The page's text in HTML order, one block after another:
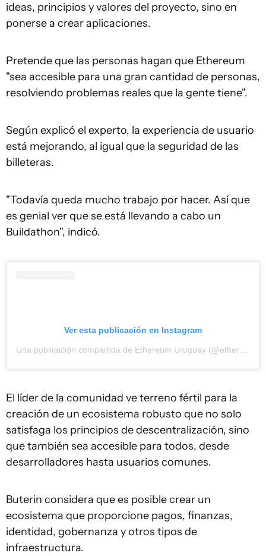
ideas, principios y valores del proyecto, sino en
ponerse a crear aplicaciones.
Pretende que las personas hagan que Ethereum
"sea accesible para una gran cantidad de personas,
resolviendo problemas reales que la gente tiene".
Según explicó el experto, la experiencia de usuario
está mejorando, al igual que la seguridad de las
billeteras.
"Todavía queda mucho trabajo por hacer. Así que
es genial ver que se está llevando a cabo un
Buildathon", indicó.
Ver esta publicación en Instagram
El líder de la comunidad ve terreno fértil para la
creación de un ecosistema robusto que no solo
satisfaga los principios de descentralización, sino
que también sea accesible para todos, desde
desarrolladores hasta usuarios comunes.
Buterin considera que es posible crear un
ecosistema que proporcione pagos, finanzas,
identidad, gobernanza y otros tipos de
infraestructura.